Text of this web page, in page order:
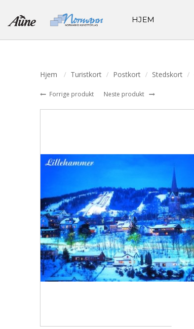
HJEM
Hjem Turistkort Postkort Stedskort
Forrige produkt Neste produkt